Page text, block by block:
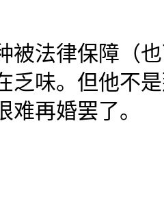
法律保障（也
乏味。但他不
难再婚罢了。